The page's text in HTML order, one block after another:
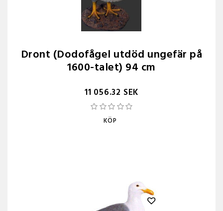
Dront (Dodofågel utdöd ungefär på
1600-talet) 94 cm
11 056.32 SEK
KÖP